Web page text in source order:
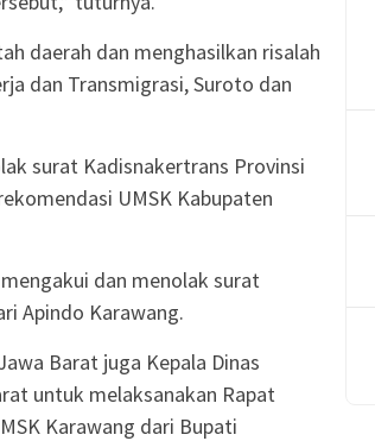
daerah dan menghasilkan risalah
dan Transmigrasi, Suroto dan
surat Kadisnakertrans Provinsi
UMSK Kabupaten
dan menolak surat
Apindo Karawang.
Barat juga Kepala Dinas
untuk melaksanakan Rapat
Karawang dari Bupati